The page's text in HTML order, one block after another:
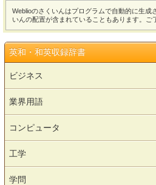
Weblioのさくいんはプログラムで自動的に生成
いんの配置が含まれていることもあります。ご
英和・和英収録辞書
ビジネス
業界用語
コンピュータ
工学
学問